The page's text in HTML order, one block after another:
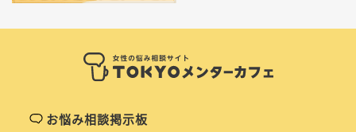
お悩み相談掲示板